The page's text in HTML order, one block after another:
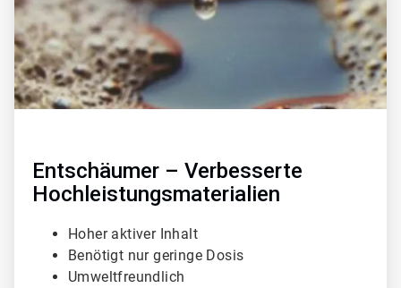
e
i
l
e
3
v
Entschäumer – Verbesserte
Hochleistungsmaterialien
Hoher aktiver Inhalt
Benötigt nur geringe Dosis
Umweltfreundlich